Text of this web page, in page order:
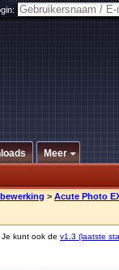
Meer
> Acute Photo
kunt ook de v1.3 (laatste